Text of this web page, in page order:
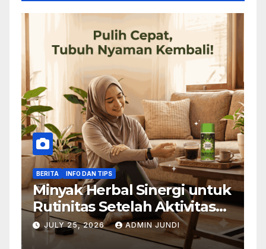
BERITA INFO DAN TIPS
Minyak Herbal Sinergi untuk
Rutinitas Setelah Aktivitas
Padat
JULY 25, 2026 ADMIN JUNDI